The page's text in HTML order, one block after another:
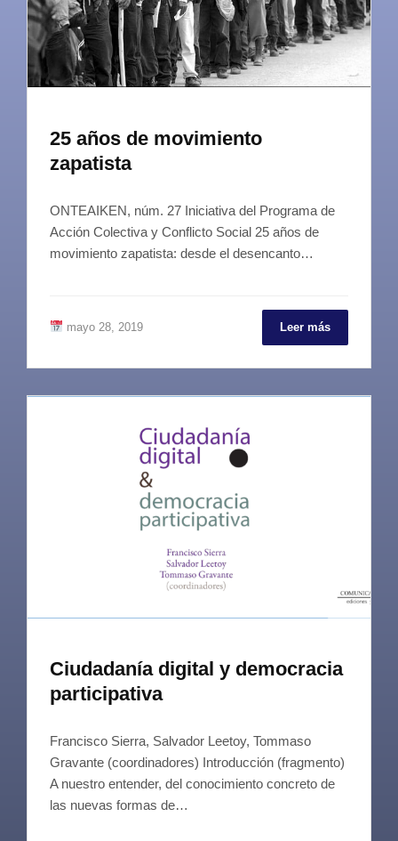
25 años de movimiento
zapatista
ONTEAIKEN, núm. 27 Iniciativa del Programa de
Acción Colectiva y Conflicto Social 25 años de
movimiento zapatista: desde el desencanto…
mayo 28, 2019 Leer más
Ciudadanía digital y democracia
participativa
Francisco Sierra, Salvador Leetoy, Tommaso
Gravante (coordinadores) Introducción (fragmento)
A nuestro entender, del conocimiento concreto de
las nuevas formas de…